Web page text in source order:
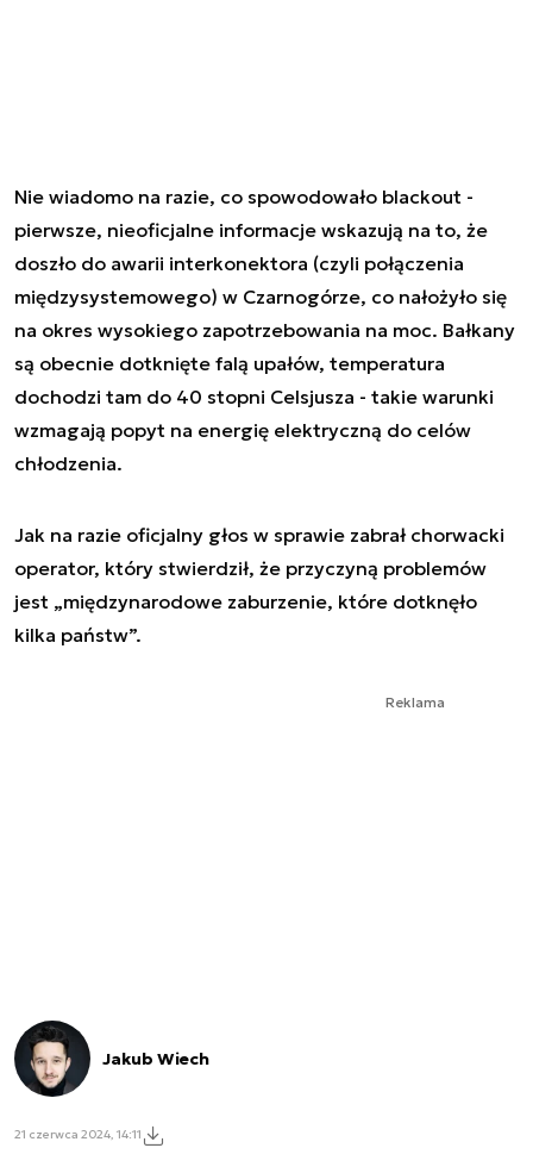
Nie wiadomo na razie, co spowodowało blackout -
pierwsze, nieoficjalne informacje wskazują na to, że
doszło do awarii interkonektora (czyli połączenia
międzysystemowego) w Czarnogórze, co nałożyło się
na okres wysokiego zapotrzebowania na moc. Bałkany
są obecnie dotknięte falą upałów, temperatura
dochodzi tam do 40 stopni Celsjusza - takie warunki
wzmagają popyt na energię elektryczną do celów
chłodzenia.
Jak na razie oficjalny głos w sprawie zabrał chorwacki
operator, który stwierdził, że przyczyną problemów
jest „międzynarodowe zaburzenie, które dotknęło
kilka państw”.
Reklama
Jakub Wiech
21 czerwca 2024, 14:11